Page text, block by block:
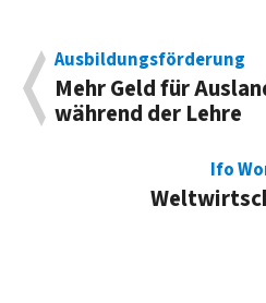
Ausbildungsförderung
Mehr Geld für
während der Lehre
Ifo